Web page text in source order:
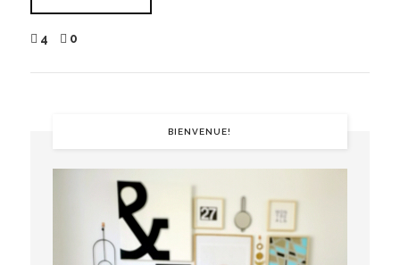
4 0
BIENVENUE!